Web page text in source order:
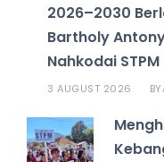
2026–2030
Bartholy
Nahkodai
3 AUGUST 2026 BY